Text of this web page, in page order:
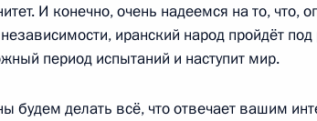
с Президентом Ирана Масудом
И конечно, очень надеемся на то, что,
иранский народ пройдёт
период испытаний и наступит мир.
будем делать всё, что отвечает вашим